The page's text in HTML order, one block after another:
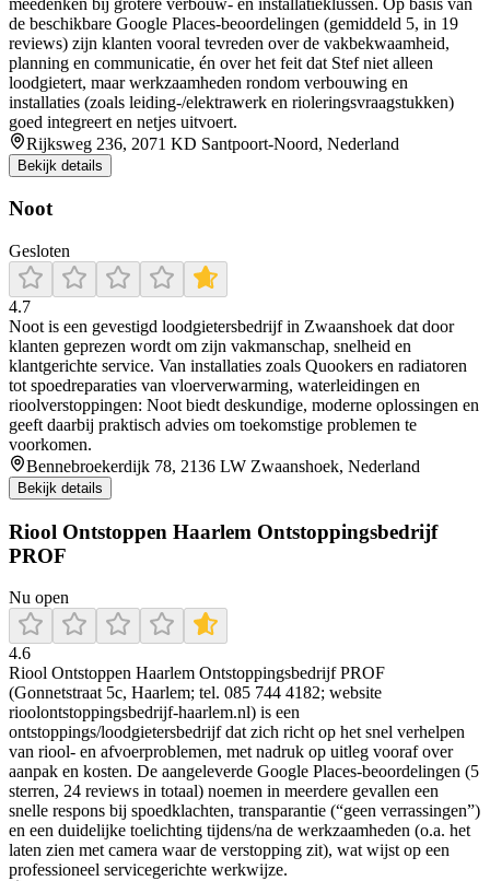
de beschikbare Google Places-beoordelingen (gemiddeld 5, in 19
reviews) zijn klanten vooral tevreden over de vakbekwaamheid,
planning en communicatie, én over het feit dat Stef niet alleen
loodgietert, maar werkzaamheden rondom verbouwing en
installaties (zoals leiding-/elektrawerk en rioleringsvraagstukken)
goed integreert en netjes uitvoert.
Rijksweg 236, 2071 KD Santpoort-Noord, Nederland
Bekijk details
Noot
Gesloten
4.7
Noot is een gevestigd loodgietersbedrijf in Zwaanshoek dat door
klanten geprezen wordt om zijn vakmanschap, snelheid en
klantgerichte service. Van installaties zoals Quookers en radiatoren
tot spoedreparaties van vloerverwarming, waterleidingen en
rioolverstoppingen: Noot biedt deskundige, moderne oplossingen en
geeft daarbij praktisch advies om toekomstige problemen te
voorkomen.
Bennebroekerdijk 78, 2136 LW Zwaanshoek, Nederland
Bekijk details
Riool Ontstoppen Haarlem Ontstoppingsbedrijf
PROF
Nu open
4.6
Riool Ontstoppen Haarlem Ontstoppingsbedrijf PROF
(Gonnetstraat 5c, Haarlem; tel. 085 744 4182; website
rioolontstoppingsbedrijf-haarlem.nl) is een
ontstoppings/loodgietersbedrijf dat zich richt op het snel verhelpen
van riool- en afvoerproblemen, met nadruk op uitleg vooraf over
aanpak en kosten. De aangeleverde Google Places-beoordelingen (5
sterren, 24 reviews in totaal) noemen in meerdere gevallen een
snelle respons bij spoedklachten, transparantie (“geen verrassingen”)
en een duidelijke toelichting tijdens/na de werkzaamheden (o.a. het
laten zien met camera waar de verstopping zit), wat wijst op een
professioneel servicegerichte werkwijze.